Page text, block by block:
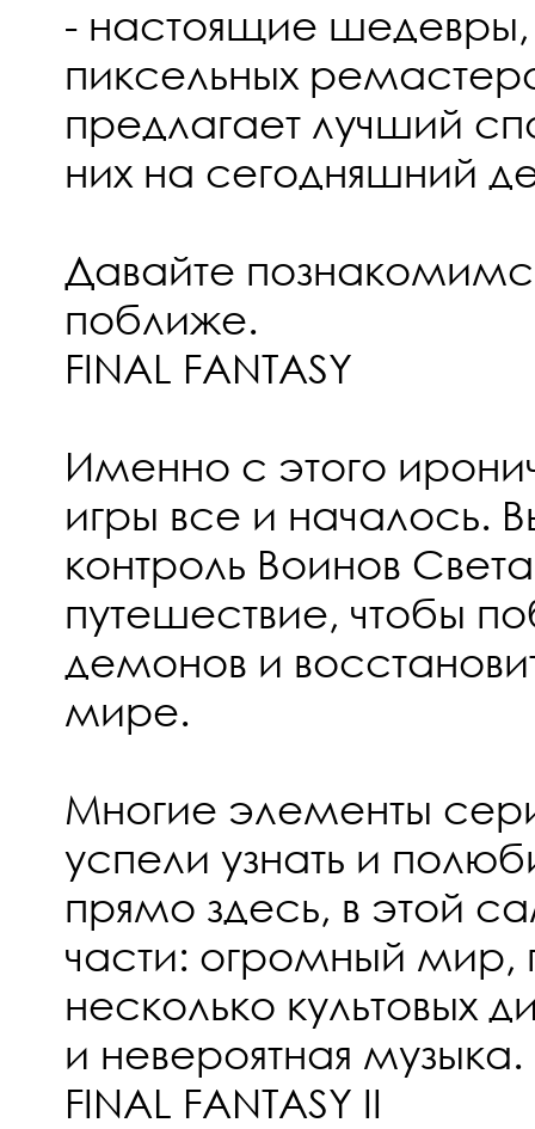
- настоящие
пиксельных
предлагает лучший
них на сегодняшний
Давайте
поближе.
FINAL FANTASY
Именно с этого
игры все и началось.
контроль Воинов
путешествие, чтобы
демонов и
мире.
Многие элементы
успели узнать и
прямо здесь, в этой
части: огромный мир,
несколько культовых
и невероятная музыка.
FINAL FANTASY II